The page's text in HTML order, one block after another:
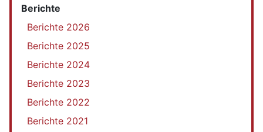
Berichte
Berichte 2026
Berichte 2025
Berichte 2024
Berichte 2023
Berichte 2022
Berichte 2021